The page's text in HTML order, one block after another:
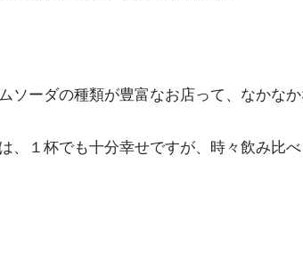
ソーダの種類が豊富なお店って、なかなか
、１杯でも十分幸せですが、時々飲み比